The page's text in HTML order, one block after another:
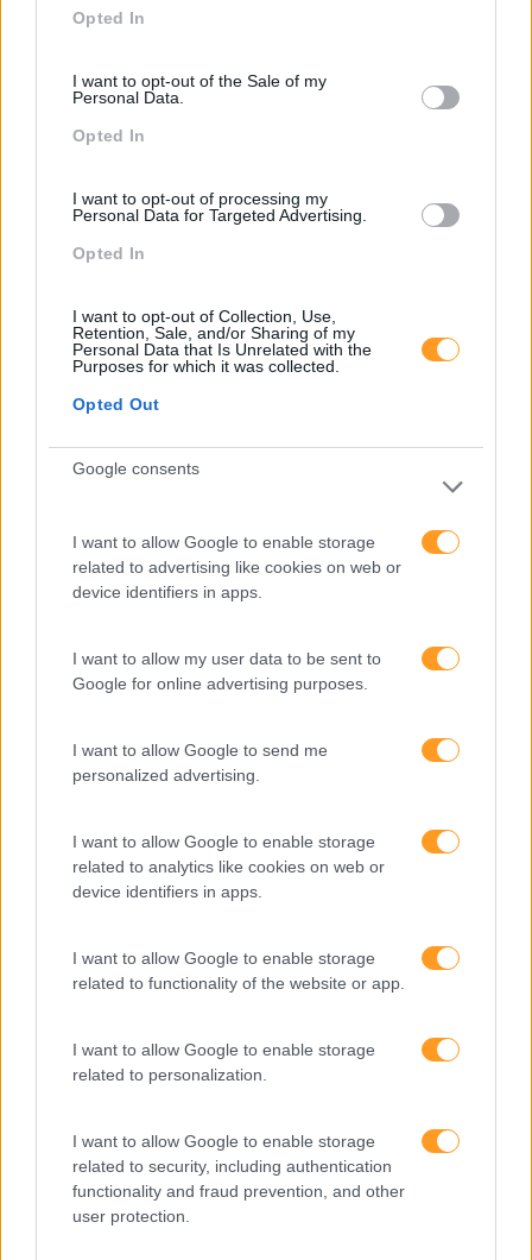
use your data for below specified purposes in below Google
Opted In
I want to opt-out of the Sale of my
Personal Data.
Opted In
I want to opt-out of processing my
Personal Data for Targeted Advertising.
Opted In
I want to opt-out of Collection, Use,
Retention, Sale, and/or Sharing of my
Personal Data that Is Unrelated with the
Purposes for which it was collected.
Opted Out
Google consents
I want to allow Google to enable storage
related to advertising like cookies on web or
device identifiers in apps.
I want to allow my user data to be sent to
Google for online advertising purposes.
I want to allow Google to send me
personalized advertising.
I want to allow Google to enable storage
related to analytics like cookies on web or
device identifiers in apps.
I want to allow Google to enable storage
related to functionality of the website or app.
I want to allow Google to enable storage
related to personalization.
I want to allow Google to enable storage
related to security, including authentication
functionality and fraud prevention, and other
user protection.
Team Building
Tecnologias De Informação
Feedback fora do
calendário
melhorar o ambiente de
trabalho e aumentar a
produtividade
O futuro dos líderes é
decidir com base em
crítico
Fazer perguntas tira-nos
do piloto automático
“Formação em IA para
meter a mão na massa”
SKOLAE Formação, fala
sobre a Academia de